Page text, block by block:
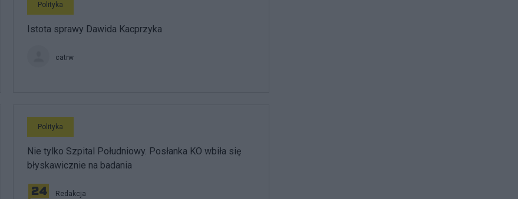
Polityka
Istota sprawy Dawida Kacprzyka
catrw
Polityka
Nie tylko Szpital Południowy. Posłanka KO wbiła się
błyskawicznie na badania
Redakcja